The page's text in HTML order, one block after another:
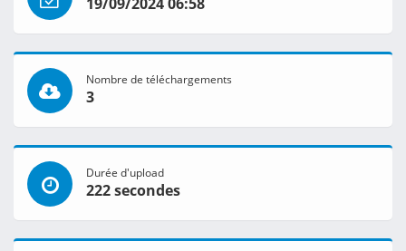
Nombre de téléchargements
3
Durée d'upload
222 secondes